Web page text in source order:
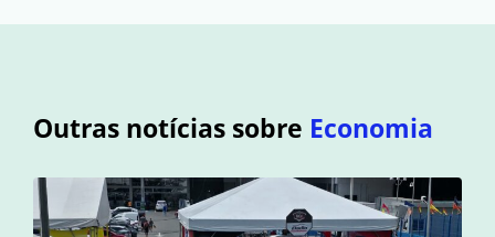
Outras notícias sobre Economia